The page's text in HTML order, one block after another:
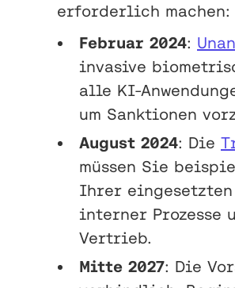
erforderlich machen:
Februar 2024:
invasive
alle KI-
um Sanktionen
August 2024: Die
müssen Sie
Ihrer
interner Prozesse
Vertrieb.
Mitte 2027: Die